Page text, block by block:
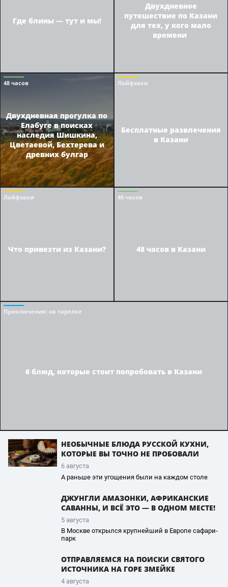
Где блины — тут и мы!
Двухдневное
путешествие по Казани
для тех, у кого мало
времени
48 часов
Двухдневная прогулка по
Елабуге в поисках
наследия Шишкина,
Цветаевой, Бехтерева и
древних булгар
Лайфхаки
Бесплатные развлечения
в Казани
Лайфхаки
Что привезти из Казани?
48 часов
48 часов в Казани
Приключения: на тарелке
6 блюд, которые стоит попробовать в Казани
НЕОБЫЧНЫЕ БЛЮДА РУССКОЙ КУХНИ,
КОТОРЫЕ ВЫ ТОЧНО НЕ ПРОБОВАЛИ
6 августа
А раньше эти угощения были на каждом столе
ДЖУНГЛИ АМАЗОНКИ, АФРИКАНСКИЕ
САВАННЫ, И ВСЁ ЭТО — В ОДНОМ МЕСТЕ!
5 августа
В Москве открылся крупнейший в Европе сафари-
парк
ОТПРАВЛЯЕМСЯ НА ПОИСКИ СВЯТОГО
ИСТОЧНИКА НА ГОРЕ ЗМЕЙКЕ
4 августа